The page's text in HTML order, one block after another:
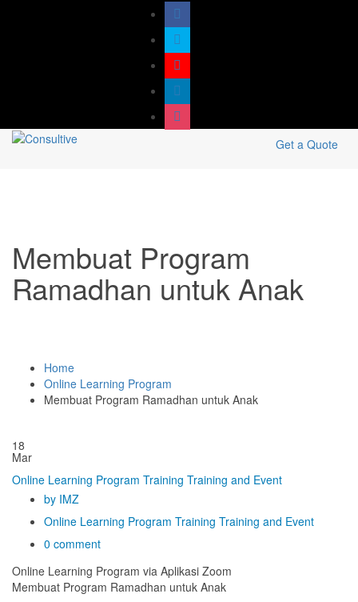
Get a Quote
Membuat Program
Ramadhan untuk Anak
Home
Online Learning Program
Membuat Program Ramadhan untuk Anak
18
Mar
Online Learning Program Training Training and Event
by IMZ
Online Learning Program Training Training and Event
0 comment
Online Learning Program via Aplikasi Zoom
Membuat Program Ramadhan untuk Anak